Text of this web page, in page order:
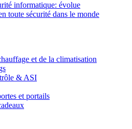
informatique: évolue
toute sécurité dans le monde
et de la climatisation
& ASI
et portails